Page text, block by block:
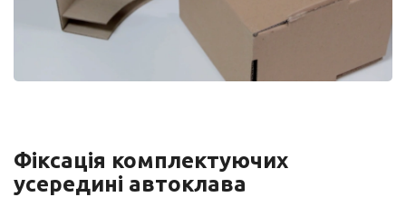
Фіксація комплектуючих
усередині автоклава